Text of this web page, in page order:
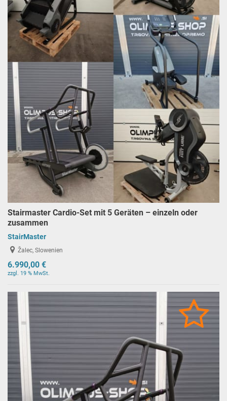
Stairmaster Cardio-Set mit 5 Geräten – einzeln oder
zusammen
StairMaster
Žalec, Slowenien
6.990,00 €
zzgl. 19 % MwSt.